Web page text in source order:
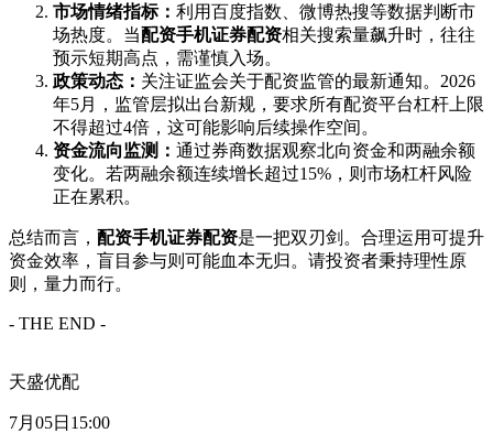
市场情绪指标： 利用百度指数、微博热搜等数据判断市
场热度。当配资手机证券配资相关搜索量飙升时，往往
预示短期高点，需谨慎入场。
政策动态： 关注证监会关于配资监管的最新通知。2026
年5月，监管层拟出台新规，要求所有配资平台杠杆上限
不得超过4倍，这可能影响后续操作空间。
资金流向监测： 通过券商数据观察北向资金和两融余额
变化。若两融余额连续增长超过15%，则市场杠杆风险
正在累积。
总结而言， 配资手机证券配资是一把双刃剑。合理运用可提升
资金效率，盲目参与则可能血本无归。请投资者秉持理性原
则，量力而行。
- THE END -
天盛优配
7月05日15:00